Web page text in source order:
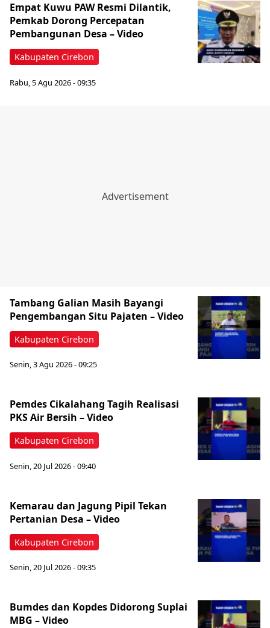
Kabupaten Cirebon
Empat Kuwu PAW Resmi Dilantik,
Pemkab Dorong Percepatan
Pembangunan Desa – Video
Rabu, 5 Agu 2026 - 09:35
Kabupaten Cirebon
Tambang Galian Masih Bayangi
Pengembangan Situ Pajaten – Video
Senin, 3 Agu 2026 - 09:25
Kabupaten Cirebon
Pemdes Cikalahang Tagih Realisasi
PKS Air Bersih – Video
Senin, 20 Jul 2026 - 09:40
Kabupaten Cirebon
Kemarau dan Jagung Pipil Tekan
Pertanian Desa – Video
Senin, 20 Jul 2026 - 09:35
Bumdes dan Kopdes Didorong Suplai
MBG – Video